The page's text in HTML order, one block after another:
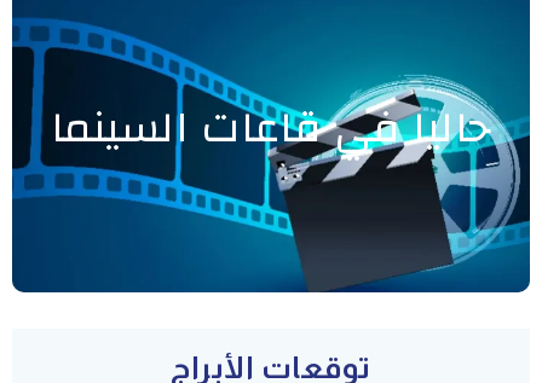
حاليا في قاعات السينما
توقعات الأبراج